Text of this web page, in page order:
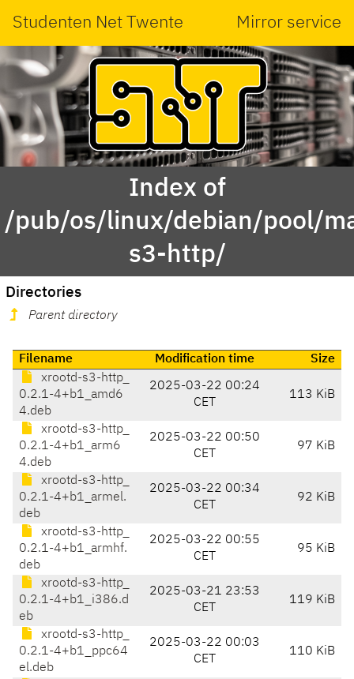
Studenten Net Twente Mirror service
Index of
/pub/os/linux/debian/pool/
s3-http/
Directories
Parent directory
Filename Modification time
Size
xrootd-s3-http_
0.2.1-4+b1_amd6
4.deb
2025-03-22 00:24
CET
113 KiB
xrootd-s3-http_
0.2.1-4+b1_arm6
4.deb
2025-03-22 00:50
CET
97 KiB
xrootd-s3-http_
0.2.1-4+b1_armel.
deb
2025-03-22 00:34
CET
92 KiB
xrootd-s3-http_
0.2.1-4+b1_armhf.
deb
2025-03-22 00:55
CET
95 KiB
xrootd-s3-http_
0.2.1-4+b1_i386.d
eb
2025-03-21 23:53
CET
119 KiB
xrootd-s3-http_
0.2.1-4+b1_ppc64
el.deb
2025-03-22 00:03
CET
110 KiB